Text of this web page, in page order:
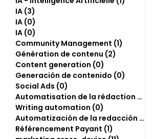
IA (3)
IA (0)
IA (0)
Community Management (1)
Génération de contenu (2)
Content generation (0)
Generación de contenido (0)
Social Ads (0)
Automatisation de la rédaction (2)
Writing automation (0)
Automatización de la redacción (0)
Référencement Payant (1)